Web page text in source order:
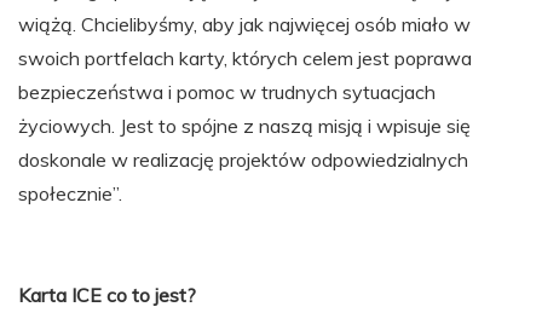
wiążą. Chcielibyśmy, aby jak najwięcej osób miało w
swoich portfelach karty, których celem jest poprawa
bezpieczeństwa i pomoc w trudnych sytuacjach
życiowych. Jest to spójne z naszą misją i wpisuje się
doskonale w realizację projektów odpowiedzialnych
społecznie”.
Karta ICE co to jest?